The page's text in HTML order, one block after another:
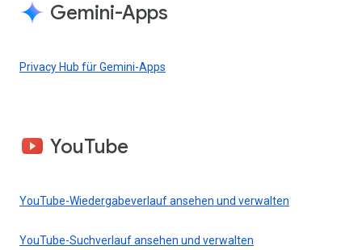
Gemini-Apps
Privacy Hub für Gemini-Apps
YouTube
YouTube-Wiedergabeverlauf ansehen und verwalten
YouTube-Suchverlauf ansehen und verwalten